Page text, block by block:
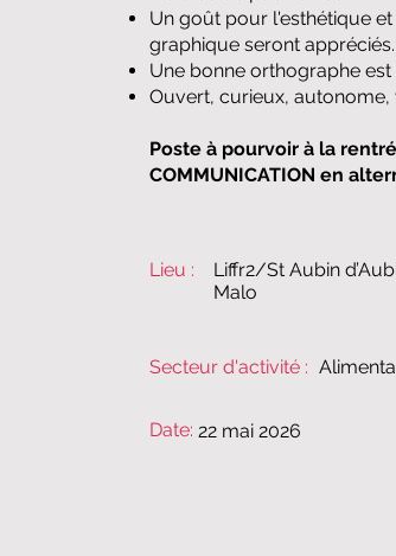
​Un goût pour l'esthétique
graphique seront appréciés.
​Une bonne orthographe est
​Ouvert, curieux,
​Poste à pourvoir à la
COMMUNICATION en
Lieu :
Liffr2/St Aubin
Malo
Secteur d'activité :
Date: 22 mai 2026